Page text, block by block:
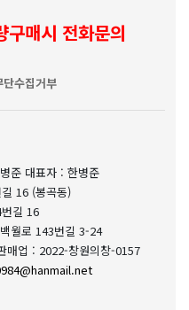
매시 전화문의
단수집거부
준 대표자 : 한병준
16 (봉곡동)
길 16
월로 143번길 3-24
매업 : 2022-창원의창-0157